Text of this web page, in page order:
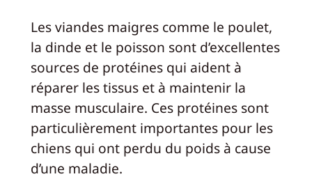
Les viandes maigres comme le poulet,
la dinde et le poisson sont d’excellentes
sources de protéines qui aident à
réparer les tissus et à maintenir la
masse musculaire. Ces protéines sont
particulièrement importantes pour les
chiens qui ont perdu du poids à cause
d’une maladie.